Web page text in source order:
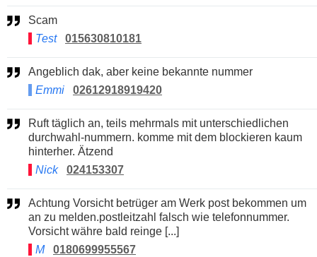
Scam
Test
015630810181
Angeblich dak, aber keine bekannte nummer
Emmi
02612918919420
Ruft täglich an, teils mehrmals mit unterschiedlichen
durchwahl-nummern. komme mit dem blockieren kaum
hinterher. Ätzend
Nick
024153307
Achtung Vorsicht betrüger am Werk post bekommen um
an zu melden.postleitzahl falsch wie telefonnummer.
Vorsicht währe bald reinge [...]
M
0180699955567